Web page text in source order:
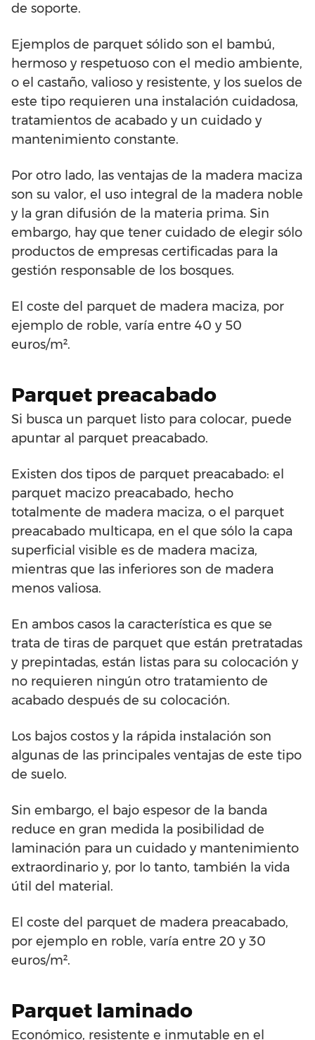
de soporte.
Ejemplos de parquet sólido son el bambú,
hermoso y respetuoso con el medio ambiente,
o el castaño, valioso y resistente, y los suelos de
este tipo requieren una instalación cuidadosa,
tratamientos de acabado y un cuidado y
mantenimiento constante.
Por otro lado, las ventajas de la madera maciza
son su valor, el uso integral de la madera noble
y la gran difusión de la materia prima. Sin
embargo, hay que tener cuidado de elegir sólo
productos de empresas certificadas para la
gestión responsable de los bosques.
El coste del parquet de madera maciza, por
ejemplo de roble, varía entre 40 y 50
euros/m².
Parquet preacabado
Si busca un parquet listo para colocar, puede
apuntar al parquet preacabado.
Existen dos tipos de parquet preacabado: el
parquet macizo preacabado, hecho
totalmente de madera maciza, o el parquet
preacabado multicapa, en el que sólo la capa
superficial visible es de madera maciza,
mientras que las inferiores son de madera
menos valiosa.
En ambos casos la característica es que se
trata de tiras de parquet que están pretratadas
y prepintadas, están listas para su colocación y
no requieren ningún otro tratamiento de
acabado después de su colocación.
Los bajos costos y la rápida instalación son
algunas de las principales ventajas de este tipo
de suelo.
Sin embargo, el bajo espesor de la banda
reduce en gran medida la posibilidad de
laminación para un cuidado y mantenimiento
extraordinario y, por lo tanto, también la vida
útil del material.
El coste del parquet de madera preacabado,
por ejemplo en roble, varía entre 20 y 30
euros/m².
Parquet laminado
Económico, resistente e inmutable en el